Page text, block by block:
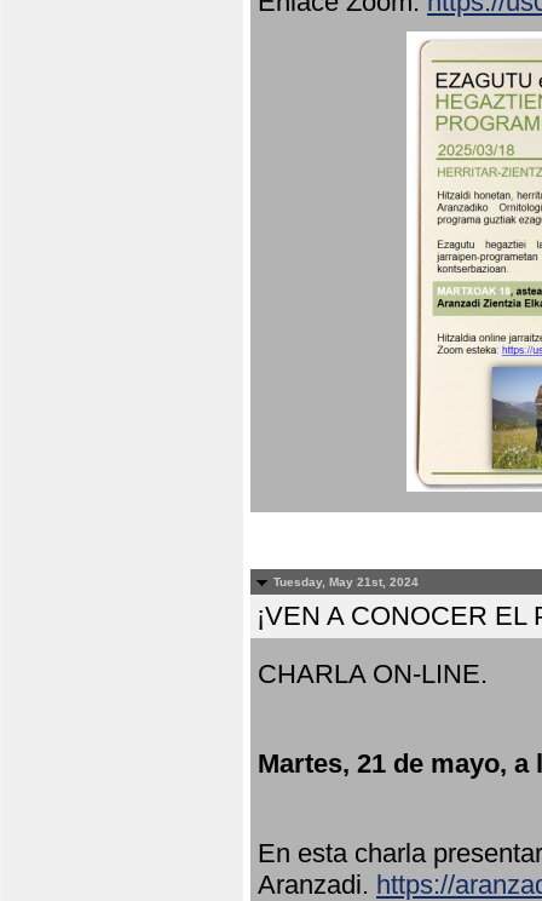
Tuesday, May 21st, 2024
¡VEN A CONOCER
CHARLA ON-LINE.
Martes, 21 de mayo, a
En esta charla
Aranzadi. https://